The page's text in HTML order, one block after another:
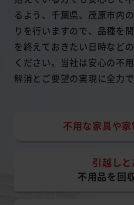
るよう、千葉県、茂原市内
りを行いますので、品種を
を終えておきたい日時など
ください。当社は安心の不
解消とご要望の実現に全力で
不用な家具や家
引越し
不用品を回